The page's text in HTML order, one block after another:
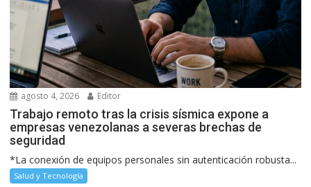
agosto 4, 2026 Editor
Trabajo remoto tras la crisis sísmica expone a
empresas venezolanas a severas brechas de
seguridad
*La conexión de equipos personales sin autenticación robusta...
Salud y Tecnología